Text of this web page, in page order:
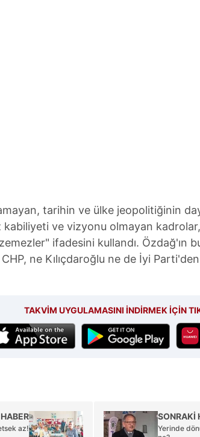
tarihin ve ülke jeopolitiğinin
kabiliyeti ve vizyonu olmayan
ifadesini kullandı. Özdağ'ın
CHP, ne Kılıçdaroğlu ne de İyi
TAKVİM UYGULAMASINI İNDİRMEK İÇİN
SONRAKİ
Yerinde
az!